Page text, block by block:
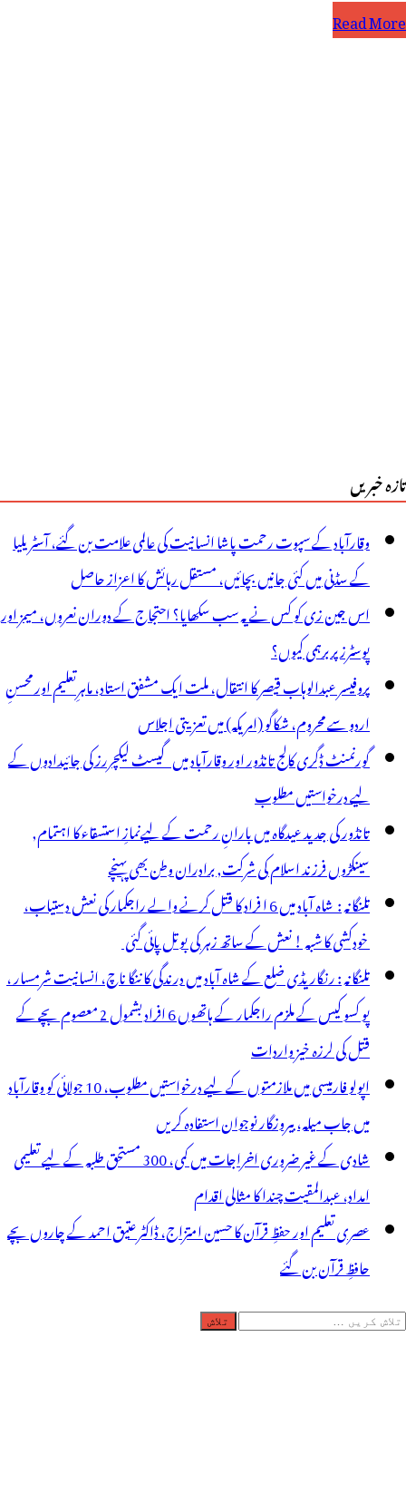
آپ
Read More
تازہ خبریں
وقارآباد کے سپوت رحمت پاشا انسانیت کی عالمی علامت بن گئے، آسٹریلیا
کے سڈنی میں کئی جانیں بچائیں، مستقل رہائش کا اعزاز حاصل
اس جین زی کو کس نے یہ سب سکھایا؟ احتجاج کے دوران نعروں، میمز اور
پوسٹرز پر برہمی کیوں؟
پروفیسر عبدالوہاب قیصر کا انتقال، ملت ایک مشفق استاد، ماہرِتعلیم اور محسنِ
اردو سے محروم، شکاگو (امریکہ) میں تعزیتی اجلاس
گورنمنٹ ڈگری کالج تانڈور اور وقارآباد میں گیسٹ لیکچررز کی جائیدادوں کے
لیے درخواستیں مطلوب
تانڈور کی جدید عیدگاہ میں بارانِ رحمت کے لیےنمازِ استسقاء کا اہتمام,
سینکڑوں فرزند اسلام کی شرکت, برادران وطن بھی پہنچے
تلنگانہ : شاہ آباد میں 6 ا فراد کا قتل کرنے والے راجکمار کی نعش دستیاب،
خودکشی کا شبہ ! نعش کے ساتھ زہر کی بوتل پائی گئی
تلنگانہ : رنگاریڈی ضلع کے شاہ آباد میں درندگی کا ننگا ناچ، انسانیت شرمسار ،
پو کسو کیس کے ملزم راجکمار کے ہاتھوں 6 افراد بشمول 2 معصوم بچے کے
قتل کی لرزہ خیز واردات
اپولو فارمیسی میں ملازمتوں کے لیے درخواستیں مطلوب، 10 جولائی کو وقارآباد
میں جاب میلہ، بیروزگار نوجوان استفادہ کریں
شادی کے غیر ضروری اخراجات میں کمی، 300 مستحق طلبہ کے لیے تعلیمی
امداد، عبدالمقیت چندا کا مثالی اقدام
عصری تعلیم اور حفظِ قرآن کا حسین امتزاج، ڈاکٹر عتیق احمد کے چاروں بچے
حافظِ قرآن بن گئے
تلاش